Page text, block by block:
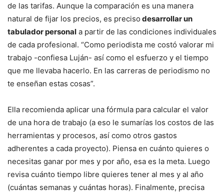
de las tarifas. Aunque la comparación es una manera
natural de fijar los precios, es preciso desarrollar un
tabulador personal a partir de las condiciones individuales
de cada profesional. “Como periodista me costó valorar mi
trabajo -confiesa Luján- así como el esfuerzo y el tiempo
que me llevaba hacerlo. En las carreras de periodismo no
te enseñan estas cosas”.
Ella recomienda aplicar una fórmula para calcular el valor
de una hora de trabajo (a eso le sumarías los costos de las
herramientas y procesos, así como otros gastos
adherentes a cada proyecto). Piensa en cuánto quieres o
necesitas ganar por mes y por año, esa es la meta. Luego
revisa cuánto tiempo libre quieres tener al mes y al año
(cuántas semanas y cuántas horas). Finalmente, precisa